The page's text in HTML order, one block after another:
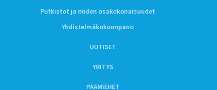
Putkistot ja niiden osakokonaisuudet
Yhdistelmäkokoonpano
UUTISET
YRITYS
PÄÄMIEHET